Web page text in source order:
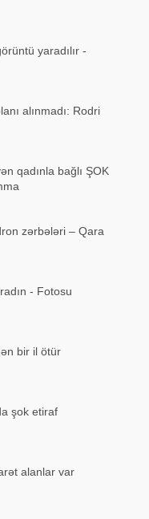
yaradılır -
alınmadı: Rodri
qadınla bağlı ŞOK
zərbələri – Qara
- Fotosu
bir il ötür
şok etiraf
alanlar var